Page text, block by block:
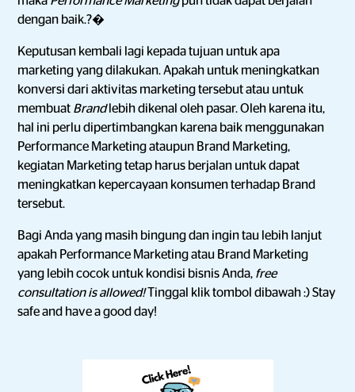
dengan baik.?�
Keputusan kembali lagi kepada tujuan untuk apa
marketing yang dilakukan. Apakah untuk meningkatkan
konversi dari aktivitas marketing tersebut atau untuk
membuat Brandlebih dikenal oleh pasar. Oleh karena itu,
hal ini perlu dipertimbangkan karena baik menggunakan
Performance Marketing ataupun Brand Marketing,
kegiatan Marketing tetap harus berjalan untuk dapat
meningkatkan kepercayaan konsumen terhadap Brand
tersebut.
Bagi Anda yang masih bingung dan ingin tau lebih lanjut
apakah Performance Marketing atau Brand Marketing
yang lebih cocok untuk kondisi bisnis Anda, free
consultation is allowed!Tinggal klik tombol dibawah :) Stay
safe and have a good day!